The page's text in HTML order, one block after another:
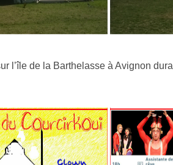
l’île de la Barthelasse à Avignon